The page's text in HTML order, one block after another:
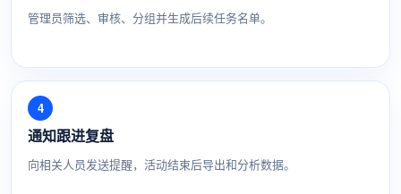
管理员筛选、审核、分组并生成后续任务名单。
通知跟进复盘
向相关人员发送提醒，活动结束后导出和分析数据。